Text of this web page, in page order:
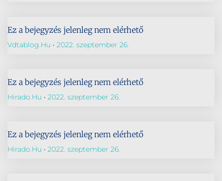
Ez a bejegyzés jelenleg nem elérhető
Vdtablog.hu 2022. szeptember 26.
Ez a bejegyzés jelenleg nem elérhető
Hirado.hu 2022. szeptember 26.
Ez a bejegyzés jelenleg nem elérhető
Hirado.hu 2022. szeptember 26.